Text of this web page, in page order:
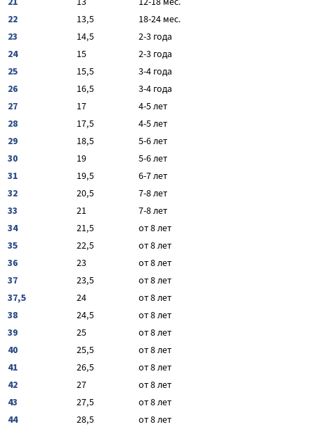
22
13,5
18-24 мес.
23
14,5
2-3 года
24
15
2-3 года
25
15,5
3-4 года
26
16,5
3-4 года
27
17
4-5 лет
28
17,5
4-5 лет
29
18,5
5-6 лет
30
19
5-6 лет
31
19,5
6-7 лет
32
20,5
7-8 лет
33
21
7-8 лет
34
21,5
от 8 лет
35
22,5
от 8 лет
36
23
от 8 лет
37
23,5
от 8 лет
37,5
24
от 8 лет
38
24,5
от 8 лет
39
25
от 8 лет
40
25,5
от 8 лет
41
26,5
от 8 лет
42
27
от 8 лет
43
27,5
от 8 лет
44
28,5
от 8 лет